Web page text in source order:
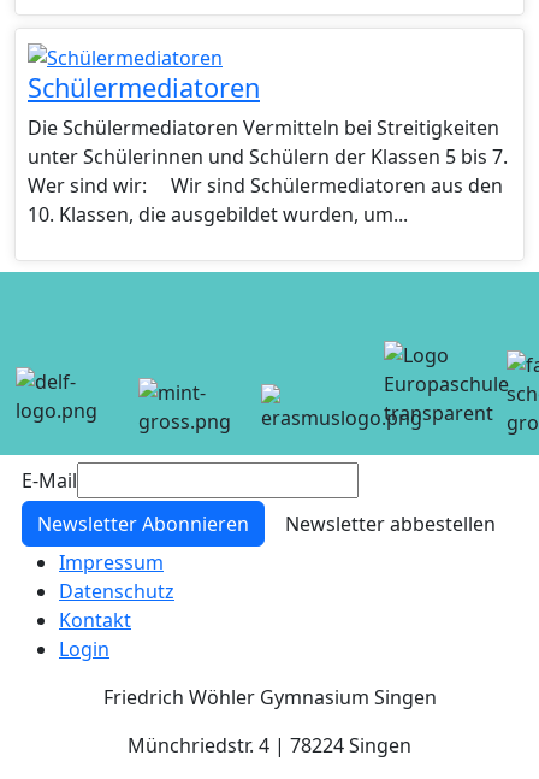
Schülermediatoren
Die Schülermediatoren Vermitteln bei Streitigkeiten
unter Schülerinnen und Schülern der Klassen 5 bis 7.
Wer sind wir: Wir sind Schülermediatoren aus den
10. Klassen, die ausgebildet wurden, um...
E-Mail
Newsletter Abonnieren
Newsletter abbestellen
Impressum
Datenschutz
Kontakt
Login
Friedrich Wöhler Gymnasium Singen
Münchriedstr. 4 | 78224 Singen